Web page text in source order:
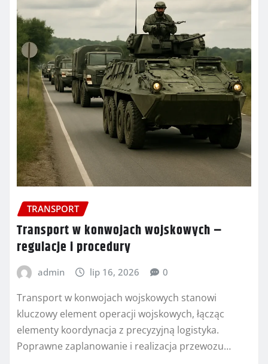
TRANSPORT
Transport w konwojach wojskowych –
regulacje i procedury
admin lip 16, 2026 0
Transport w konwojach wojskowych stanowi
kluczowy element operacji wojskowych, łącząc
elementy koordynacja z precyzyjną logistyka.
Poprawne zaplanowanie i realizacja przewozu…